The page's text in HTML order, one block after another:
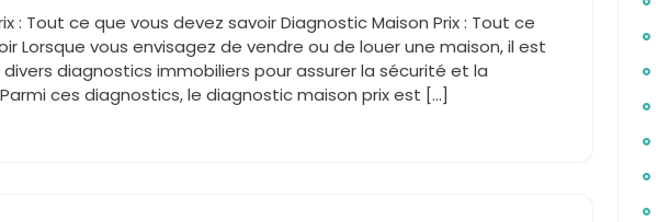
: Tout ce que vous devez savoir Diagnostic Maison Prix : Tout ce
Lorsque vous envisagez de vendre ou de louer une maison, il est
diagnostics immobiliers pour assurer la sécurité et la
ces diagnostics, le diagnostic maison prix est […]